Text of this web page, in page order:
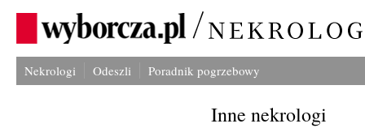
Nekrologi Odeszli Poradnik pogrzebowy
Inne nekrologi